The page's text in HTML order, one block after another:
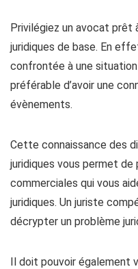
Privilégiez un avocat prêt
juridiques de base. En
confrontée à une
préférable d’avoir une
évènements.
Cette connaissance des
juridiques vous permet de
commerciales qui vous
juridiques. Un juriste
décrypter un problème
Il doit pouvoir également